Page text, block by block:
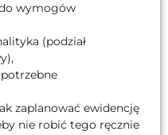
wymogów
(podział
zaplanować ewidencję
nie robić tego ręcznie